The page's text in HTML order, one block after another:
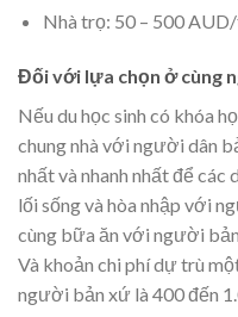
Nhà trọ: 50 – 500
Đối với lựa chọn ở cùng
Nếu du học sinh có khóa
chung nhà với người dân
nhất và nhanh nhất để các
lối sống và hòa nhập với
cùng bữa ăn với người
Và khoản chi phí dự trù
người bản xứ là 400 đến